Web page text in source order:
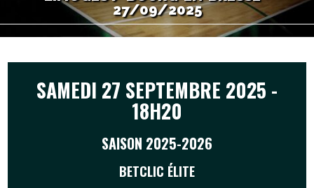
27/09/2025
SAMEDI 27 SEPTEMBRE 2025 -
18H20
SAISON 2025-2026
BETCLIC ÉLITE